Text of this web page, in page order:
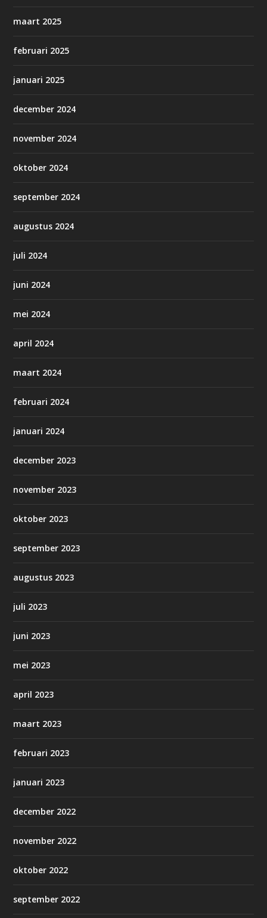
maart 2025
februari 2025
januari 2025
december 2024
november 2024
oktober 2024
september 2024
augustus 2024
juli 2024
juni 2024
mei 2024
april 2024
maart 2024
februari 2024
januari 2024
december 2023
november 2023
oktober 2023
september 2023
augustus 2023
juli 2023
juni 2023
mei 2023
april 2023
maart 2023
februari 2023
januari 2023
december 2022
november 2022
oktober 2022
september 2022